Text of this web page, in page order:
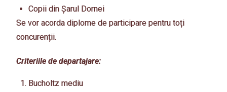
Copii din Șarul Dornei
Se vor acorda diplome de participare pentru toți
concurenții.
Criteriile de departajare:
Bucholtz mediu